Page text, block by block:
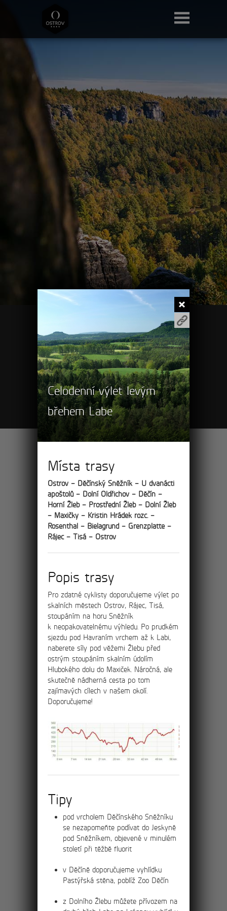
Turistické cíle
Cyklovýlety
Výlet skalními městy
Tisá, Ostrov a Rájec
Po červené turistické stezce projdete
nádherným údolím ostrovských skalních
věží jménem Himmelreich (v překladu
Výlet na rozhlednu
Děčínský Sněžník
Po červené turistické stezce projdete
menším skalním městem na začátku
Ostrova do strmého kopce.
Okružní výlet
soutěskami Kamenice
a na Pravčickou bránu
Výlet za největšími atrakcemi Českého
Švýcarska – Pravčickou bránu a soutěsky
Kamenice – Divokou a Edmundovu
soutěsku.
Celodenní výlet levým
břehem Labe
Místa trasy
Ostrov – Děčínský Sněžník – U dvanácti
apoštolů – Dolní Oldřichov – Děčín –
Horní Žleb – Prostřední Žleb – Dolní Žleb
– Maxičky – Kristin Hrádek rozc. –
Rosenthal – Bielagrund – Grenzplatte –
Rájec – Tisá – Ostrov
Popis trasy
Pro zdatné cyklisty doporučujeme výlet po
skalních městech Ostrov, Rájec, Tisá,
stoupáním na horu Sněžník
k neopakovatelnému výhledu. Po prudkém
sjezdu pod Havraním vrchem až k Labi,
naberete síly pod věžemi Žlebu před
ostrým stoupáním skalním údolím
Hlubokého dolu do Maxiček. Náročná, ale
skutečně nádherná cesta po tom
zajímavých cílech v našem okolí.
Doporučujeme!
Tipy
pod vrcholem Děčínského Sněžníku
se nezapomeňte podívat do Jeskyně
pod Sněžníkem, objevené v minulém
století při těžbě fluorit
v Děčíně doporučujeme vyhlídku
Pastýřská stěna, poblíž Zoo Děčín
z Dolního Žlebu můžete přívozem na